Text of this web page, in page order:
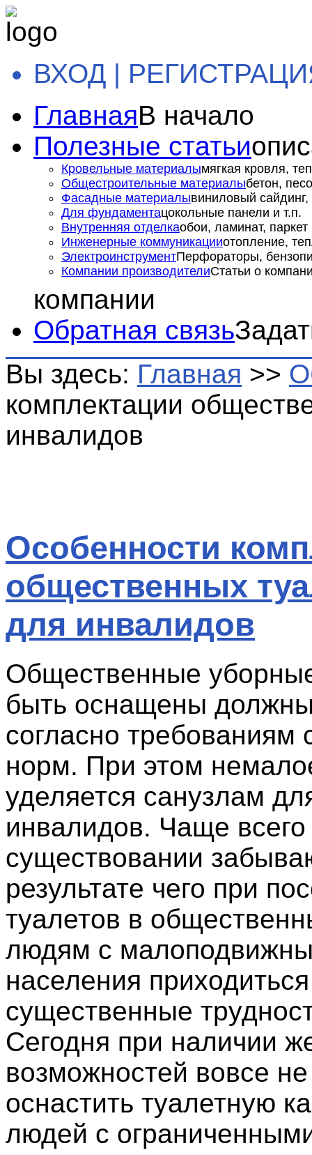
ВХОД |
ГлавнаяВ начало
Полезные статьи
Кровельные материалымягкая кровля,
Общестроительные материалыбетон,
Фасадные материалывиниловый сайдинг,
Для фундаментацокольные панели и т.п.
Внутренняя отделкаобои, ламинат, паркет
Инженерные коммуникацииотопление,
ЭлектроинструментПерфораторы,
Компании производителиСтатьи о
компании
Обратная связь
Вы здесь: Главная >>
комплектации
инвалидов
Особенности
общественных
для инвалидов
Общественные
быть оснащены
согласно требованиям
норм. При этом
уделяется санузлам
инвалидов. Чаще всего
существовании
результате чего при
туалетов в
людям с
населения
существенные
Сегодня при наличии
возможностей вовсе
оснастить туалетную
людей с